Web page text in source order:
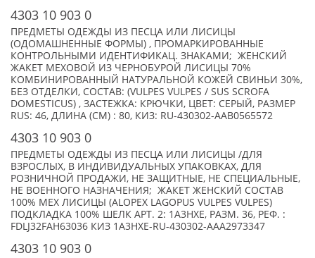
4303 10 903 0
ПРЕДМЕТЫ ОДЕЖДЫ ИЗ ПЕСЦА ИЛИ ЛИСИЦЫ
(ОДОМАШНЕННЫЕ ФОРМЫ) , ПРОМАРКИРОВАННЫЕ
КОНТРОЛЬНЫМИ ИДЕНТИФИКАЦ. ЗНАКАМИ; ЖЕНСКИЙ
ЖАКЕТ МЕХОВОЙ ИЗ ЧЕРНОБУРОЙ ЛИСИЦЫ 70%
КОМБИНИРОВАННЫЙ НАТУРАЛЬНОЙ КОЖЕЙ СВИНЬИ 30%,
БЕЗ ОТДЕЛКИ, СОСТАВ: (VULPES VULPES / SUS SCROFA
DOMESTICUS) , ЗАСТЕЖКА: КРЮЧКИ, ЦВЕТ: СЕРЫЙ, РАЗМЕР
RUS: 46, ДЛИНА (СМ) : 80, КИЗ: RU-430302-AAB0565572
4303 10 903 0
ПРЕДМЕТЫ ОДЕЖДЫ ИЗ ПЕСЦА ИЛИ ЛИСИЦЫ /ДЛЯ
ВЗРОСЛЫХ, В ИНДИВИДУАЛЬНЫХ УПАКОВКАХ, ДЛЯ
РОЗНИЧНОЙ ПРОДАЖИ, НЕ ЗАЩИТНЫЕ, НЕ СПЕЦИАЛЬНЫЕ,
НЕ ВОЕННОГО НАЗНАЧЕНИЯ; ЖАКЕТ ЖЕНСКИЙ СОСТАВ
100% МЕХ ЛИСИЦЫ (ALOPEX LAGOPUS VULPES VULPES)
ПОДКЛАДКА 100% ШЕЛК АРТ. 2: 1A3HXE, РАЗМ. 36, РЕФ. :
FDLJ32FAH63036 КИЗ 1A3HXE-RU-430302-AAA2973347
4303 10 903 0